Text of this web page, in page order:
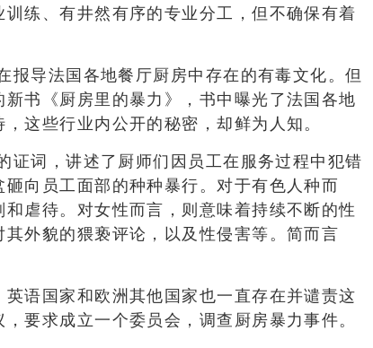
练、有井然有序的专业分工，但不确保有着
报导法国各地餐厅厨房中存在的有毒文化。但
书《厨房里的暴力》，书中曝光了法国各地
这些行业内公开的秘密，却鲜为人知。
证词，讲述了厨师们因员工在服务过程中犯错
向员工面部的种种暴行。对于有色人种而
虐待。对女性而言，则意味着持续不断的性
外貌的猥亵评论，以及性侵害等。简而言
语国家和欧洲其他国家也一直存在并谴责这
要求成立一个委员会，调查厨房暴力事件。